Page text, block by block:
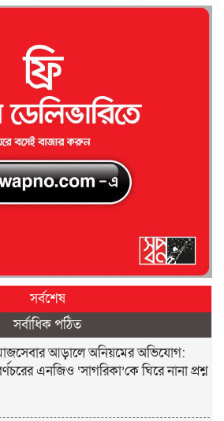
সর্বশেষ
সর্বাধিক পঠিত
আড়ালে অনিয়মের অভিযোগ:
এনজিও ‘সাগরিকা’কে ঘিরে নানা প্রশ্ন